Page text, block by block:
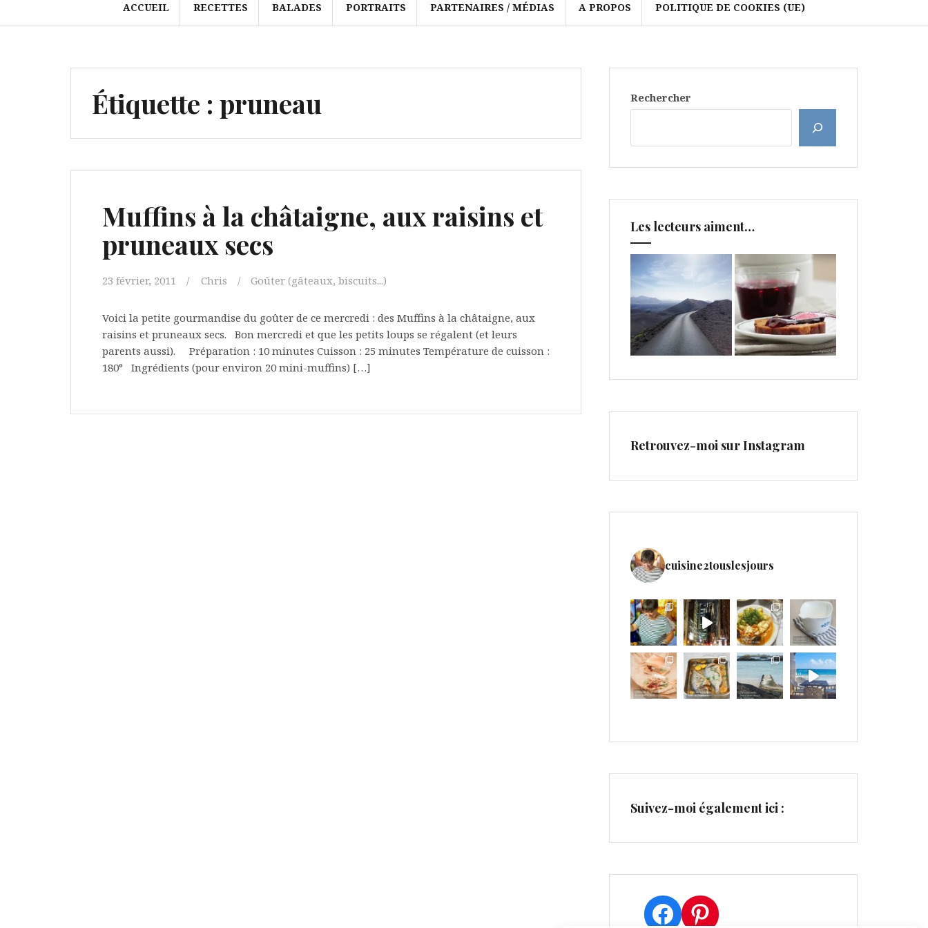
ACCUEIL RECETTES BALADES PORTRAITS PARTENAIRES / MÉDIAS A PROPOS POLITIQUE DE COOKIES (UE)
Étiquette : pruneau
Muffins à la châtaigne, aux raisins et
pruneaux secs
23 février, 2011 Chris Goûter (gâteaux, biscuits...)
Voici la petite gourmandise du goûter de ce mercredi : des Muffins à la châtaigne, aux
raisins et pruneaux secs. Bon mercredi et que les petits loups se régalent (et leurs
parents aussi). Préparation : 10 minutes Cuisson : 25 minutes Température de cuisson :
180° Ingrédients (pour environ 20 mini-muffins) […]
Rechercher
Les lecteurs aiment…
Retrouvez-moi sur Instagram
cuisine2touslesjours
Suivez-moi également ici :
Facebook
Pinterest